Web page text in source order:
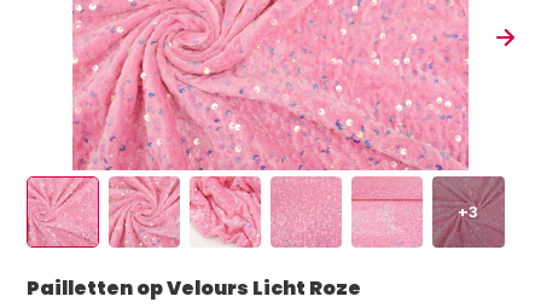
+3
Pailletten op Velours Licht Roze